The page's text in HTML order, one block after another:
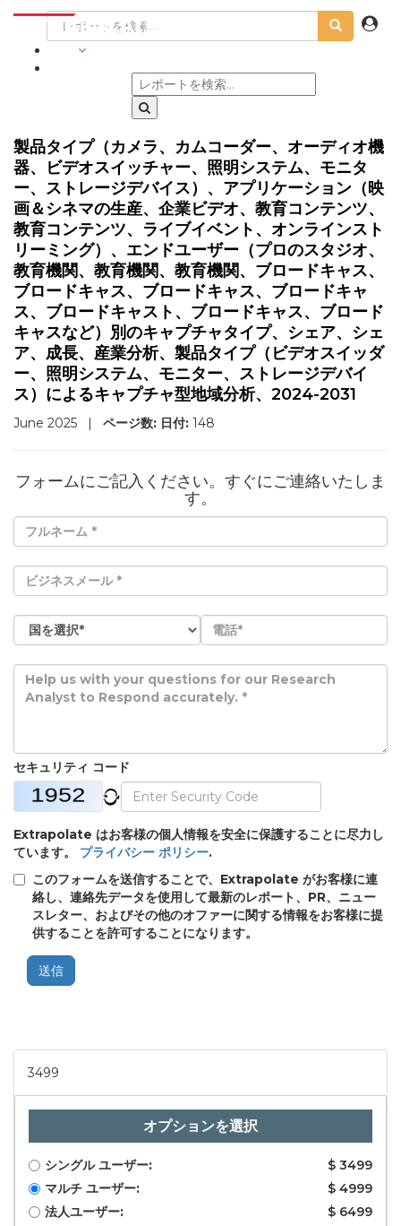
製品タイプ（カメラ、カムコーダー、オーディオ機
器、ビデオスイッチャー、照明システム、モニタ
ー、ストレージデバイス）、アプリケーション（映
画＆シネマの生産、企業ビデオ、教育コンテンツ、
教育コンテンツ、ライブイベント、オンラインスト
リーミング）、エンドユーザー（プロのスタジオ、
教育機関、教育機関、教育機関、ブロードキャス、
ブロードキャス、ブロードキャス、ブロードキャ
ス、ブロードキャスト、ブロードキャス、ブロード
キャスなど）別のキャプチャタイプ、シェア、シェ
ア、成長、産業分析、製品タイプ（ビデオスイッダ
ー、照明システム、モニター、ストレージデバイ
ス）によるキャプチャ型地域分析、2024-2031
June 2025 | ページ数: 日付: 148
フォームにご記入ください。すぐにご連絡いたしま
す。
セキュリティ コード
Extrapolate はお客様の個人情報を安全に保護することに尽力し
ています。 プライバシー ポリシー.
このフォームを送信することで、Extrapolate がお客様に連
絡し、連絡先データを使用して最新のレポート、PR、ニュー
スレター、およびその他のオファーに関する情報をお客様に提
供することを許可することになります。
送信
3499
オプションを選択
シングル ユーザー:
$ 3499
マルチ ユーザー:
$ 4999
法人ユーザー:
$ 6499